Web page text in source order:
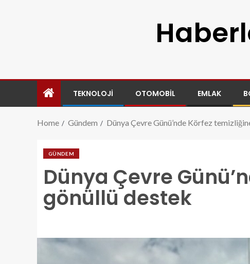
TEKNOLOJI OTOMOBIL EMLAK
Home Gündem Dünya Çevre Günü’nde Körfez
GÜNDEM
Dünya Çevre
gönüllü destek